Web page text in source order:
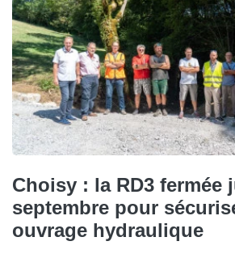
Choisy : la RD3 fermée
septembre pour
ouvrage hydraulique